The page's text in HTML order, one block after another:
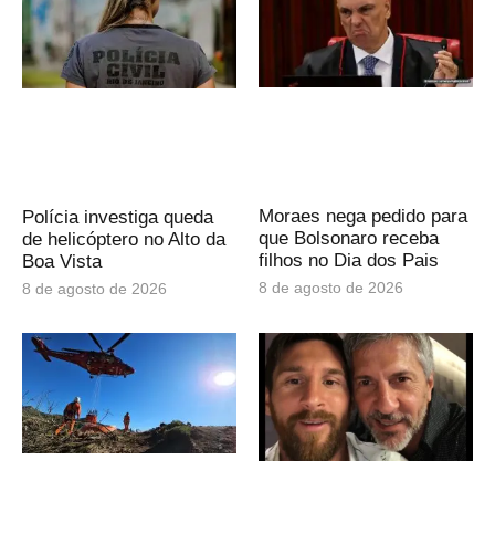
Polícia investiga queda
de helicóptero no Alto da
Boa Vista
8 de agosto de 2026
Moraes nega pedido para
que Bolsonaro receba
filhos no Dia dos Pais
8 de agosto de 2026